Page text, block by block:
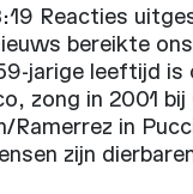
Reacties
bereikte
jarige leeftijd is
zong in 2001 bij
Ramerrez in
zijn